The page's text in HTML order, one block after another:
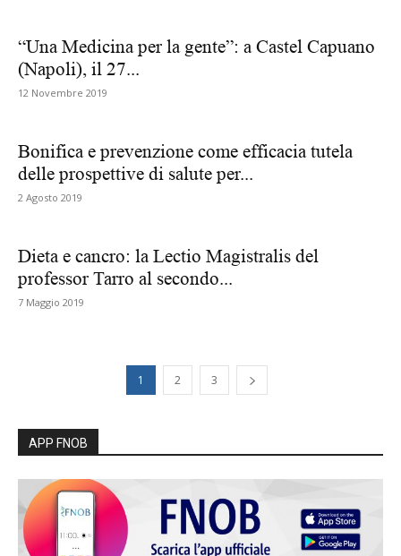
“Una Medicina per la gente”: a Castel Capuano
(Napoli), il 27...
12 Novembre 2019
Bonifica e prevenzione come efficacia tutela
delle prospettive di salute per...
2 Agosto 2019
Dieta e cancro: la Lectio Magistralis del
professor Tarro al secondo...
7 Maggio 2019
1 2 3
APP FNOB